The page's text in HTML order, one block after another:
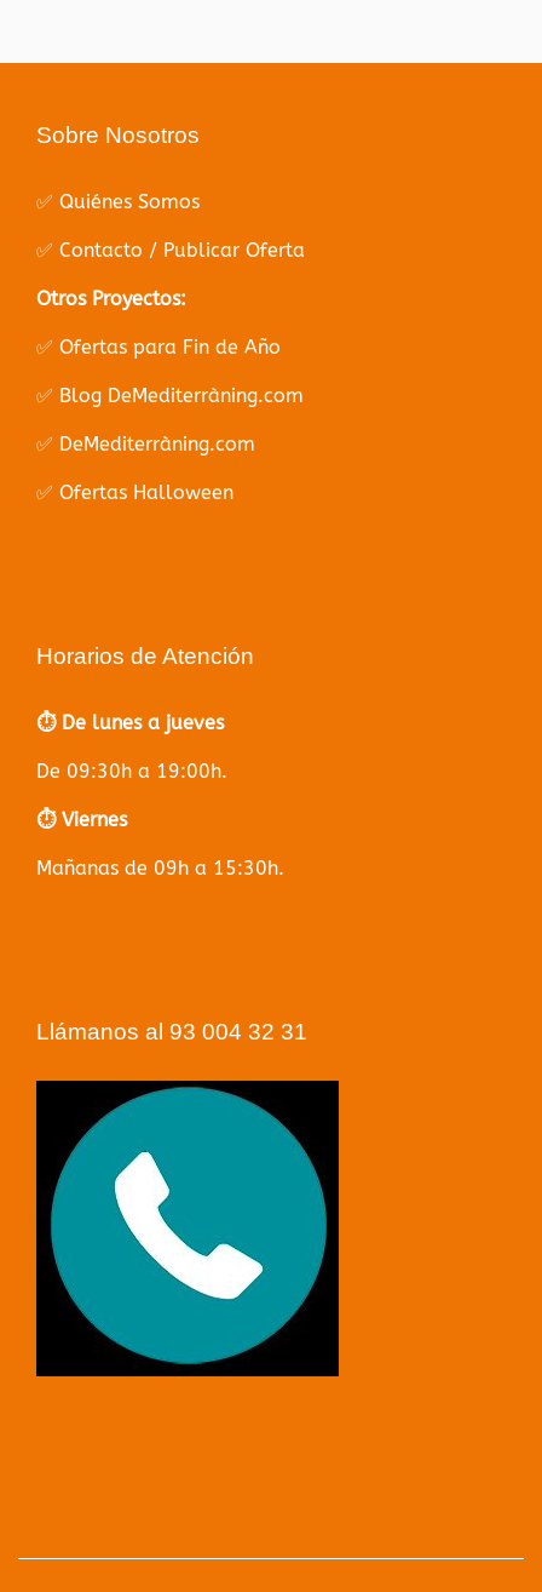
Sobre Nosotros
✅ Quiénes Somos
✅ Contacto / Publicar Oferta
Otros Proyectos:
✅ Ofertas para Fin de Año
✅ Blog DeMediterràning.com
✅ DeMediterràning.com
✅ Ofertas Halloween
Horarios de Atención
⏱️ De lunes a jueves
De 09:30h a 19:00h.
⏱️ Viernes
Mañanas de 09h a 15:30h.
Llámanos al 93 004 32 31